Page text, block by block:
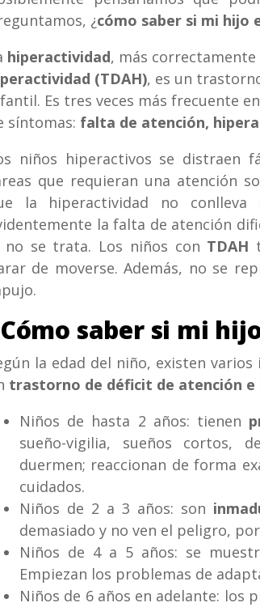
¿cómo saber si mi hijo
hiperactividad, más
(TDAH), es un
Es tres veces más frecuente
síntomas: falta de atención,
niños hiperactivos se distraen
que requieran una atención
la hiperactividad no
la falta de atención
no se trata. Los niños con TDAH
de moverse. Además, no se
saber si mi
la edad del niño, existen
trastorno de déficit de atención e
Niños de hasta 2 años: tienen
sueño-vigilia, sueños cortos,
duermen; reaccionan de forma
cuidados.
Niños de 2 a 3 años: son
demasiado y no ven el peligro,
Niños de 4 a 5 años: se
Empiezan los problemas de
Niños de 6 años en adelante: los